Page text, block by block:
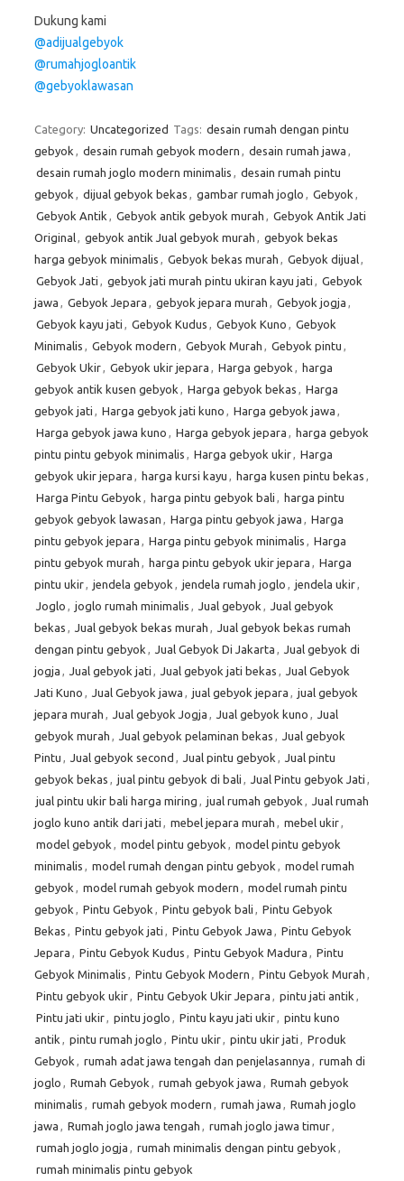
Dukung kami
@adijualgebyok
@rumahjogloantik
@gebyoklawasan
Category: Uncategorized Tags: desain rumah dengan pintu
gebyok , desain rumah gebyok modern , desain rumah jawa ,
desain rumah joglo modern minimalis , desain rumah pintu
gebyok , dijual gebyok bekas , gambar rumah joglo , Gebyok ,
Gebyok Antik , Gebyok antik gebyok murah , Gebyok Antik Jati
Original, gebyok antik Jual gebyok murah , gebyok bekas
harga gebyok minimalis , Gebyok bekas murah , Gebyok dijual,
Gebyok Jati , gebyok jati murah pintu ukiran kayu jati , Gebyok
jawa , Gebyok Jepara , gebyok jepara murah , Gebyok jogja ,
Gebyok kayu jati , Gebyok Kudus , Gebyok Kuno , Gebyok
Minimalis , Gebyok modern , Gebyok Murah , Gebyok pintu ,
Gebyok Ukir, Gebyok ukir jepara , Harga gebyok , harga
gebyok antik kusen gebyok , Harga gebyok bekas , Harga
gebyok jati , Harga gebyok jati kuno , Harga gebyok jawa ,
Harga gebyok jawa kuno , Harga gebyok jepara , harga gebyok
pintu pintu gebyok minimalis , Harga gebyok ukir, Harga
gebyok ukir jepara , harga kursi kayu , harga kusen pintu bekas ,
Harga Pintu Gebyok , harga pintu gebyok bali , harga pintu
gebyok gebyok lawasan , Harga pintu gebyok jawa , Harga
pintu gebyok jepara , Harga pintu gebyok minimalis , Harga
pintu gebyok murah , harga pintu gebyok ukir jepara , Harga
pintu ukir, jendela gebyok , jendela rumah joglo , jendela ukir,
Joglo , joglo rumah minimalis , Jual gebyok , Jual gebyok
bekas , Jual gebyok bekas murah , Jual gebyok bekas rumah
dengan pintu gebyok , Jual Gebyok Di Jakarta , Jual gebyok di
jogja , Jual gebyok jati , Jual gebyok jati bekas , Jual Gebyok
Jati Kuno , Jual Gebyok jawa , jual gebyok jepara , jual gebyok
jepara murah , Jual gebyok Jogja , Jual gebyok kuno , Jual
gebyok murah , Jual gebyok pelaminan bekas , Jual gebyok
Pintu , Jual gebyok second , Jual pintu gebyok , Jual pintu
gebyok bekas , jual pintu gebyok di bali , Jual Pintu gebyok Jati ,
jual pintu ukir bali harga miring , jual rumah gebyok , Jual rumah
joglo kuno antik dari jati , mebel jepara murah , mebel ukir,
model gebyok , model pintu gebyok , model pintu gebyok
minimalis , model rumah dengan pintu gebyok , model rumah
gebyok , model rumah gebyok modern , model rumah pintu
gebyok , Pintu Gebyok , Pintu gebyok bali , Pintu Gebyok
Bekas , Pintu gebyok jati , Pintu Gebyok Jawa , Pintu Gebyok
Jepara , Pintu Gebyok Kudus , Pintu Gebyok Madura , Pintu
Gebyok Minimalis , Pintu Gebyok Modern , Pintu Gebyok Murah ,
Pintu gebyok ukir, Pintu Gebyok Ukir Jepara , pintu jati antik ,
Pintu jati ukir, pintu joglo , Pintu kayu jati ukir, pintu kuno
antik , pintu rumah joglo , Pintu ukir, pintu ukir jati , Produk
Gebyok , rumah adat jawa tengah dan penjelasannya , rumah di
joglo , Rumah Gebyok , rumah gebyok jawa , Rumah gebyok
minimalis , rumah gebyok modern , rumah jawa , Rumah joglo
jawa , Rumah joglo jawa tengah , rumah joglo jawa timur,
rumah joglo jogja , rumah minimalis dengan pintu gebyok ,
rumah minimalis pintu gebyok